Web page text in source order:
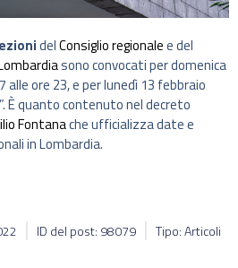
delConsiglio regionalee del
sono convocati per domenica
alle ore 23, e per lunedì 13 febbraio
È quanto contenuto nel decreto
Fontanache ufficializza date e
in Lombardia.
ID del post: 98079 Tipo: Articoli